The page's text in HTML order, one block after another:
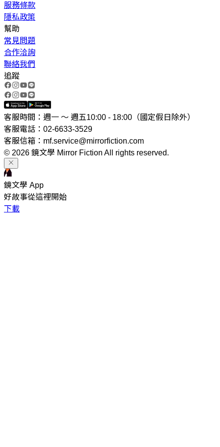
服務條款
隱私政策
幫助
常見問題
合作洽詢
聯絡我們
追蹤
客服時間：週一 ～ 週五10:00 - 18:00（國定假日除外）
客服電話：02-6633-3529
客服信箱：mf.service@mirrorfiction.com
© 2026 鏡文學 Mirror Fiction All rights reserved.
鏡文學 App
好故事從這裡開始
下載